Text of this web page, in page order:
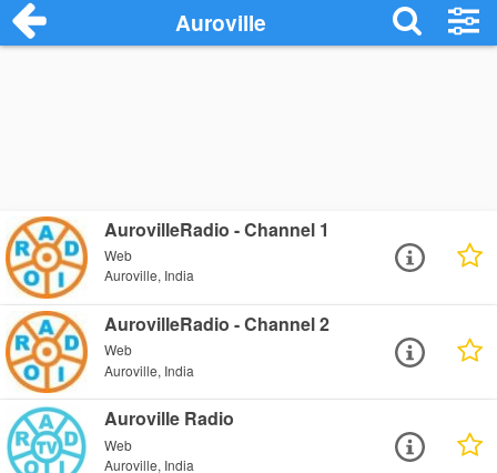
Auroville
AurovilleRadio - Channel 1
Web
Auroville, India
AurovilleRadio - Channel 2
Web
Auroville, India
Auroville Radio
Web
Auroville, India